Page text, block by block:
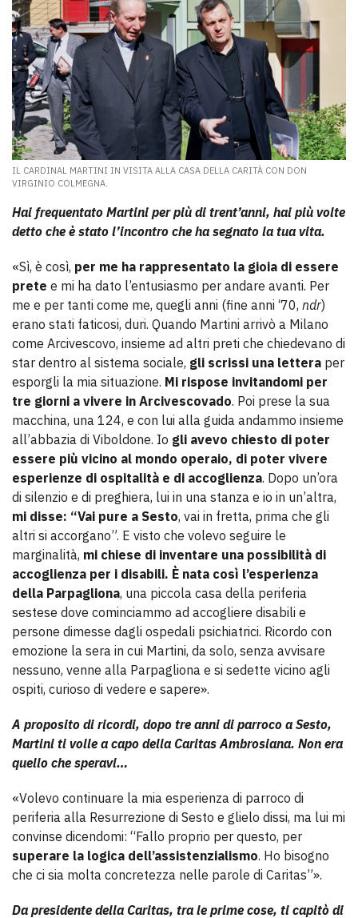
IL CARDINAL MARTINI IN VISITA ALLA CASA DELLA CARITÀ CON DON
VIRGINIO COLMEGNA.
Hai frequentato Martini per più di trent’anni, hai più volte
detto che è stato l’incontro che ha segnato la tua vita.
«Sì, è così, per me ha rappresentato la gioia di essere
prete e mi ha dato l’entusiasmo per andare avanti. Per
me e per tanti come me, quegli anni (fine anni ‘70, ndr)
erano stati faticosi, duri. Quando Martini arrivò a Milano
come Arcivescovo, insieme ad altri preti che chiedevano di
star dentro al sistema sociale, gli scrissi una lettera per
esporgli la mia situazione. Mi rispose invitandomi per
tre giorni a vivere in Arcivescovado. Poi prese la sua
macchina, una 124, e con lui alla guida andammo insieme
all’abbazia di Viboldone. Io gli avevo chiesto di poter
essere più vicino al mondo operaio, di poter vivere
esperienze di ospitalità e di accoglienza. Dopo un’ora
di silenzio e di preghiera, lui in una stanza e io in un’altra,
mi disse: “Vai pure a Sesto, vai in fretta, prima che gli
altri si accorgano”. E visto che volevo seguire le
marginalità, mi chiese di inventare una possibilità di
accoglienza per i disabili. È nata così l’esperienza
della Parpagliona, una piccola casa della periferia
sestese dove cominciammo ad accogliere disabili e
persone dimesse dagli ospedali psichiatrici. Ricordo con
emozione la sera in cui Martini, da solo, senza avvisare
nessuno, venne alla Parpagliona e si sedette vicino agli
ospiti, curioso di vedere e sapere».
A proposito di ricordi, dopo tre anni di parroco a Sesto,
Martini ti volle a capo della Caritas Ambrosiana. Non era
quello che speravi…
«Volevo continuare la mia esperienza di parroco di
periferia alla Resurrezione di Sesto e glielo dissi, ma lui mi
convinse dicendomi: “Fallo proprio per questo, per
superare la logica dell’assistenzialismo. Ho bisogno
che ci sia molta concretezza nelle parole di Caritas”».
Da presidente della Caritas, tra le prime cose, ti capitò di